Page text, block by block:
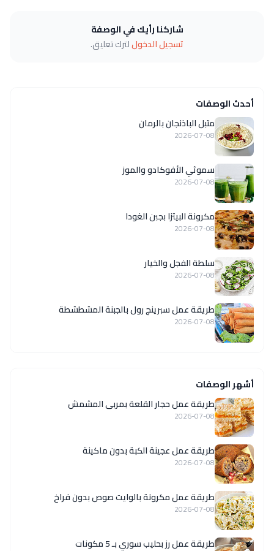
شاركنا رأيك في الوصفة
تسجيل الدخوللترك تعليق.
أحدث الوصفات
متبل الباذنجان بالرمان
2026-07-08
سموثي الأفوكادو والموز
2026-07-08
مكرونة البيتزا بجبن الغودا
2026-07-08
سلطة الفجل والخيار
2026-07-08
طريقة عمل سبرينج رول بالجبنة المشطشطة
2026-07-08
أشهر الوصفات
طريقة عمل حجار القلعة بمربى المشمش
2026-07-08
طريقة عمل عجينة الكبة بدون ماكينة
2026-07-08
طريقة عمل مكرونة بالوايت صوص بدون فراخ
2026-07-08
طريقة عمل رز بحليب سوري بـ 5 مكونات